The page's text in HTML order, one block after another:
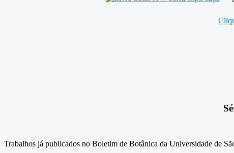
Trabalhos já publicados no Boletim de Botânica da Universidade de